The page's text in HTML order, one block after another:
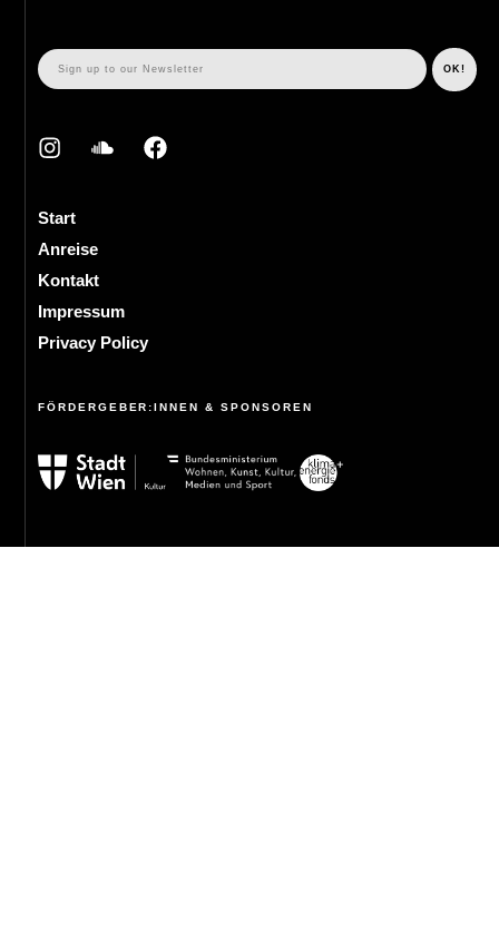
Start
Anreise
Kontakt
Impressum
Privacy Policy
FÖRDERGEBER:INNEN & SPONSOREN